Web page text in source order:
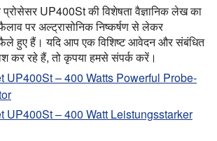
UP400St की विशेषता वैज्ञानिक लेख का
पर अल्ट्रासोनिक निष्कर्षण से लेकर
हुए हैं। यदि आप एक विशिष्ट आवेदन और संबंधित
कर रहे हैं, तो कृपया हमसे संपर्क करें।
UP400St – 400 Watts Powerful Probe-
UP400St – 400 Watt Leistungsstarker